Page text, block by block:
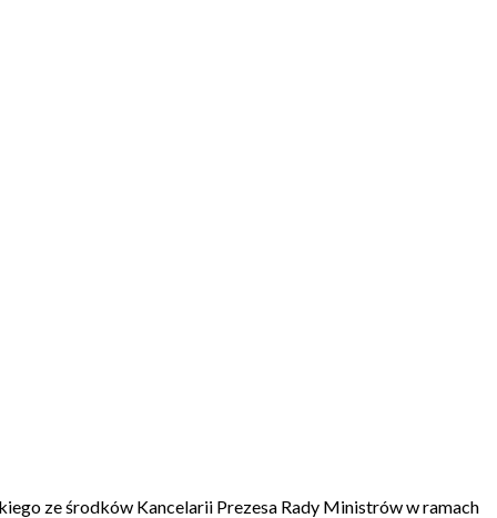
ze środków Kancelarii Prezesa Rady Ministrów w ramach